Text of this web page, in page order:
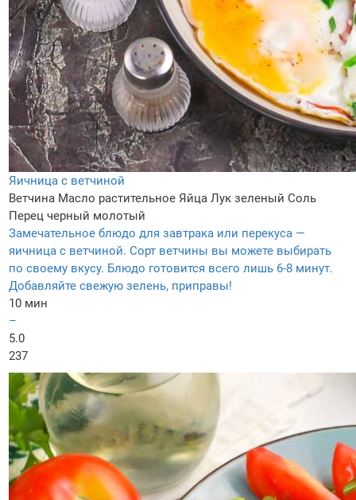
Яичница с ветчиной
Ветчина Масло растительное Яйца Лук зеленый Соль
Перец черный молотый
Замечательное блюдо для завтрака или перекуса —
яичница с ветчиной. Сорт ветчины вы можете выбирать
по своему вкусу. Блюдо готовится всего лишь 6-8 минут.
Добавляйте свежую зелень, приправы!
10 мин
–
5.0
237